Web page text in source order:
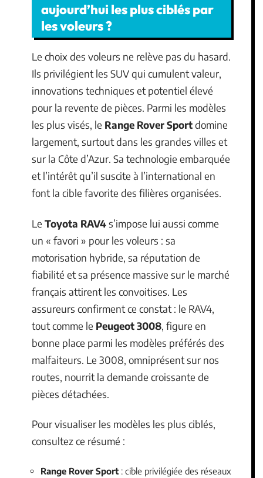
aujourd’hui les plus ciblés par
les voleurs ?
Le choix des voleurs ne relève pas du hasard.
Ils privilégient les SUV qui cumulent valeur,
innovations techniques et potentiel élevé
pour la revente de pièces. Parmi les modèles
les plus visés, le Range Rover Sportdomine
largement, surtout dans les grandes villes et
sur la Côte d’Azur. Sa technologie embarquée
et l’intérêt qu’il suscite à l’international en
font la cible favorite des filières organisées.
Le Toyota RAV4s’impose lui aussi comme
un « favori » pour les voleurs : sa
motorisation hybride, sa réputation de
fiabilité et sa présence massive sur le marché
français attirent les convoitises. Les
assureurs confirment ce constat : le RAV4,
tout comme le Peugeot 3008, figure en
bonne place parmi les modèles préférés des
malfaiteurs. Le 3008, omniprésent sur nos
routes, nourrit la demande croissante de
pièces détachées.
Pour visualiser les modèles les plus ciblés,
consultez ce résumé :
Range Rover Sport : cible privilégiée des réseaux